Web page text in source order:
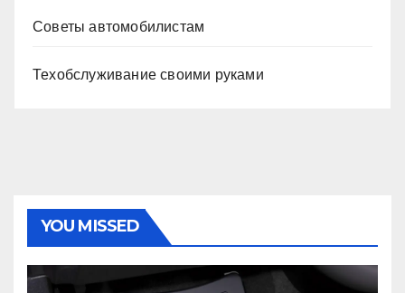
Советы автомобилистам
Техобслуживание своими руками
YOU MISSED